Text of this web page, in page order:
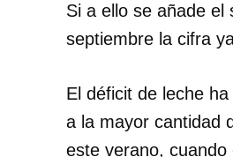
Si a ello se añade el
septiembre la cifra
El déficit de leche
a la mayor cantidad
este verano,